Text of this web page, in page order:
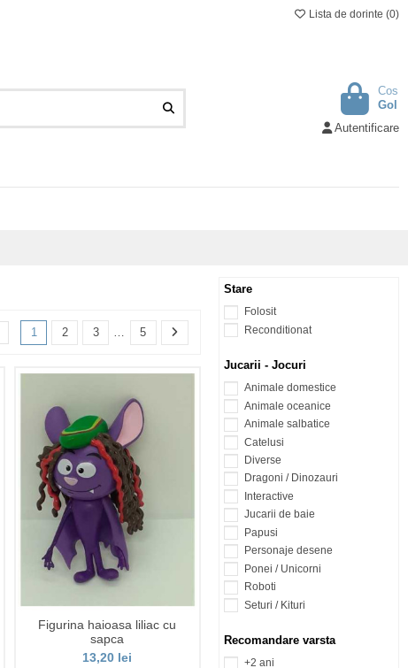
Lista de dorinte (0)
Cos
Gol
Autentificare
1 2 3 5
Figurina haioasa liliac cu
sapca
13,20 lei
Stare
Folosit
Reconditionat
Jucarii - Jocuri
Animale domestice
Animale oceanice
Animale salbatice
Catelusi
Diverse
Dragoni / Dinozauri
Interactive
Jucarii de baie
Papusi
Personaje desene
Ponei / Unicorni
Roboti
Seturi / Kituri
Recomandare varsta
+2 ani